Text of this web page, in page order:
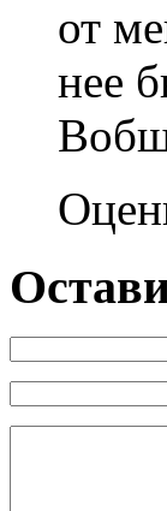
от
нее